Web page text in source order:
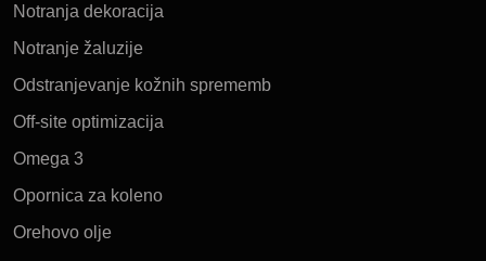
Notranja dekoracija
Notranje žaluzije
Odstranjevanje kožnih sprememb
Off-site optimizacija
Omega 3
Opornica za koleno
Orehovo olje